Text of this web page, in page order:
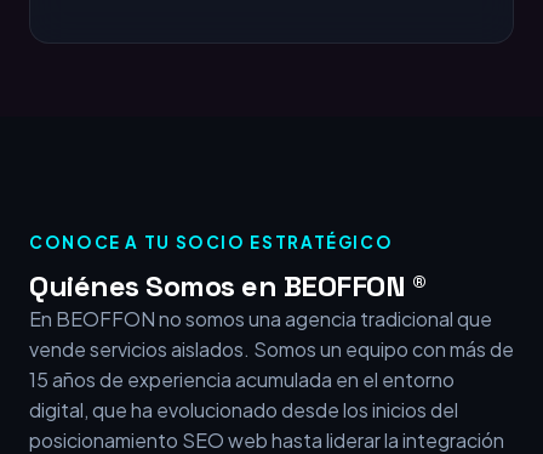
CONOCE A TU SOCIO ESTRATÉGICO
Quiénes Somos en BEOFFON ®
En BEOFFON no somos una agencia tradicional que
vende servicios aislados. Somos un equipo con más de
15 años de experiencia acumulada en el entorno
digital, que ha evolucionado desde los inicios del
posicionamiento SEO web hasta liderar la integración